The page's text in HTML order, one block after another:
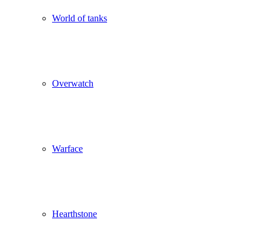
World of tanks
Overwatch
Warface
Hearthstone